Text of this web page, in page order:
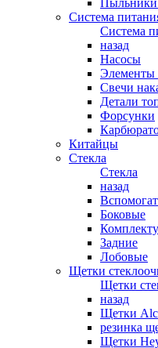
Пыльники
Система
Система
назад
Насосы
Элементы
Свечи
Детали
Форсунки
Китайцы
Стекла
Стекла
назад
Боковые
Задние
Лобовые
Щетки
Щетки
назад
Щетки
резинка
Щетки